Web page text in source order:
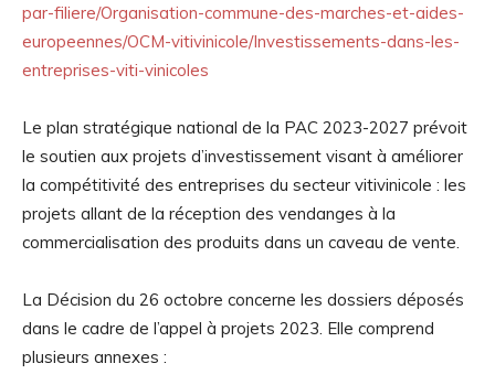
par-filiere/Organisation-commune-des-marches-et-aides-
europeennes/OCM-vitivinicole/Investissements-dans-les-
entreprises-viti-vinicoles
Le plan stratégique national de la PAC 2023-2027 prévoit
le soutien aux projets d’investissement visant à améliorer
la compétitivité des entreprises du secteur vitivinicole : les
projets allant de la réception des vendanges à la
commercialisation des produits dans un caveau de vente.
La Décision du 26 octobre concerne les dossiers déposés
dans le cadre de l’appel à projets 2023. Elle comprend
plusieurs annexes :